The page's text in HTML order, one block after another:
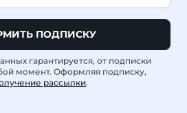
ПОДПИСКУ
гарантируется, от подписки
момент. Оформляя подписку,
рассылки.